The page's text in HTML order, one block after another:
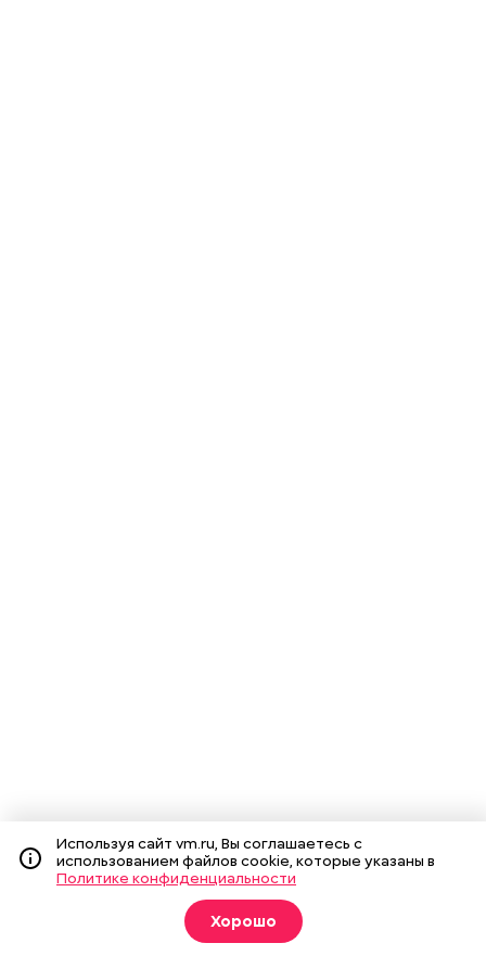
Используя сайт vm.ru, Вы соглашаетесь с
использованием файлов cookie, которые указаны в
Политике конфиденциальности
Хорошо